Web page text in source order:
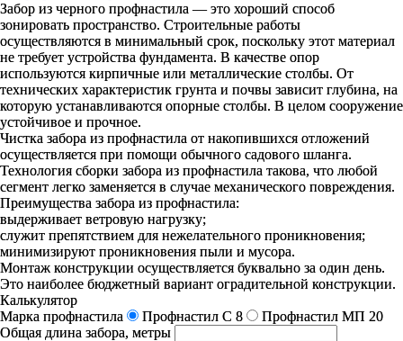
Забор из черного профнастила — это хороший способ
зонировать пространство. Строительные работы
осуществляются в минимальный срок, поскольку этот материал
не требует устройства фундамента. В качестве опор
используются кирпичные или металлические столбы. От
технических характеристик грунта и почвы зависит глубина, на
которую устанавливаются опорные столбы. В целом сооружение
устойчивое и прочное.
Чистка забора из профнастила от накопившихся отложений
осуществляется при помощи обычного садового шланга.
Технология сборки забора из профнастила такова, что любой
сегмент легко заменяется в случае механического повреждения.
Преимущества забора из профнастила:
выдерживает ветровую нагрузку;
служит препятствием для нежелательного проникновения;
минимизируют проникновения пыли и мусора.
Монтаж конструкции осуществляется буквально за один день.
Это наиболее бюджетный вариант оградительной конструкции.
Калькулятор
Марка профнастила
Профнастил C 8
Профнастил МП 20
Общая длина забора, метры